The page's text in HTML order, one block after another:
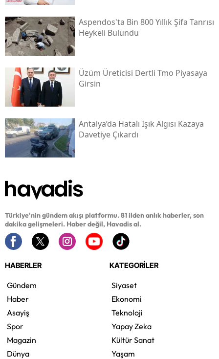
Aspendos'ta Bin 800 Yıllık Şifa Tanrısı
Heykeli Bulundu
Üzüm Üreticisi Dertli Tmo Piyasaya
Girsin
Antalya’da Hatalı Işık Algısı Kazaya
Davetiye Çıkardı
Türkiye'nin gündem akışı platformu. 81 ilden anlık haberler, son
dakika gelişmeleri. Haber değil, Havadis al.
HABERLER
Gündem
Haber
Asayiş
Spor
Magazin
Dünya
KATEGORİLER
Siyaset
Ekonomi
Teknoloji
Yapay Zeka
Kültür Sanat
Yaşam